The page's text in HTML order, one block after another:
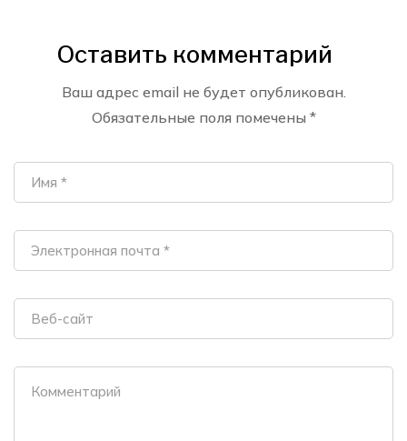
Оставить комментарий
Ваш адрес email не будет опубликован.
Обязательные поля помечены *